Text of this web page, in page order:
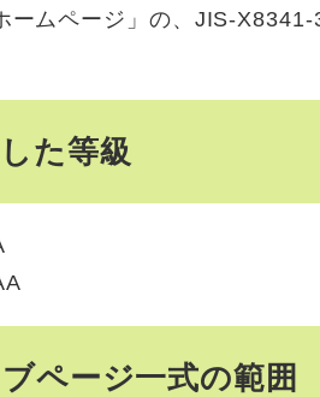
ームページ」の、JIS-
た等級
ページ一式の範囲